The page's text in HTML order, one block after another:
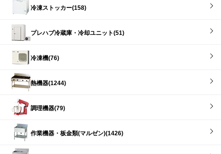
冷凍ストッカー(158)
プレハブ冷蔵庫・冷却ユニット(51)
冷凍機(76)
熱機器(1244)
調理機器(79)
作業機器・板金類(マルゼン)(1426)